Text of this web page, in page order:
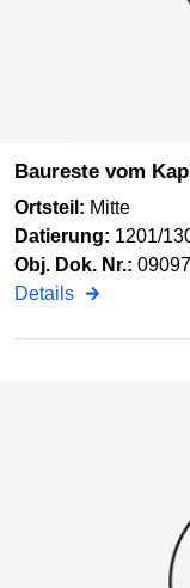
Baureste vom
Ortsteil: Mitte
Datierung: 1201/
Obj. Dok. Nr.:
Details